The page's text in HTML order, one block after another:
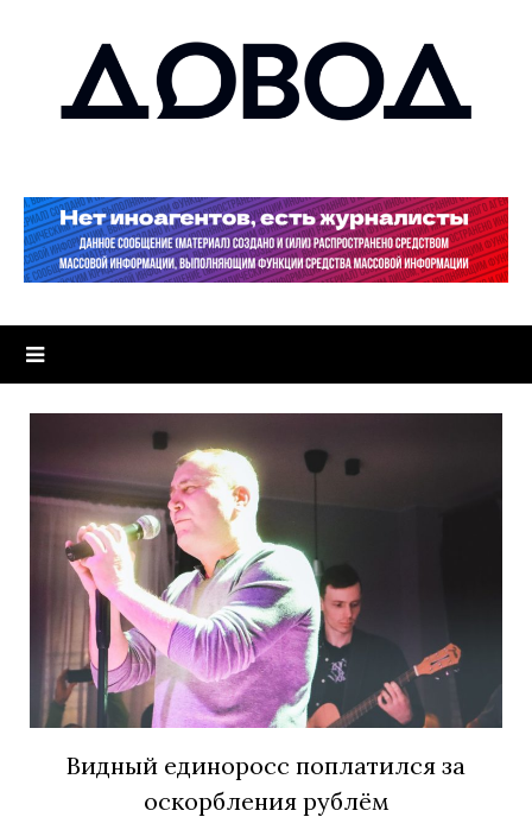
Видный единоросс поплатился за
оскорбления рублём